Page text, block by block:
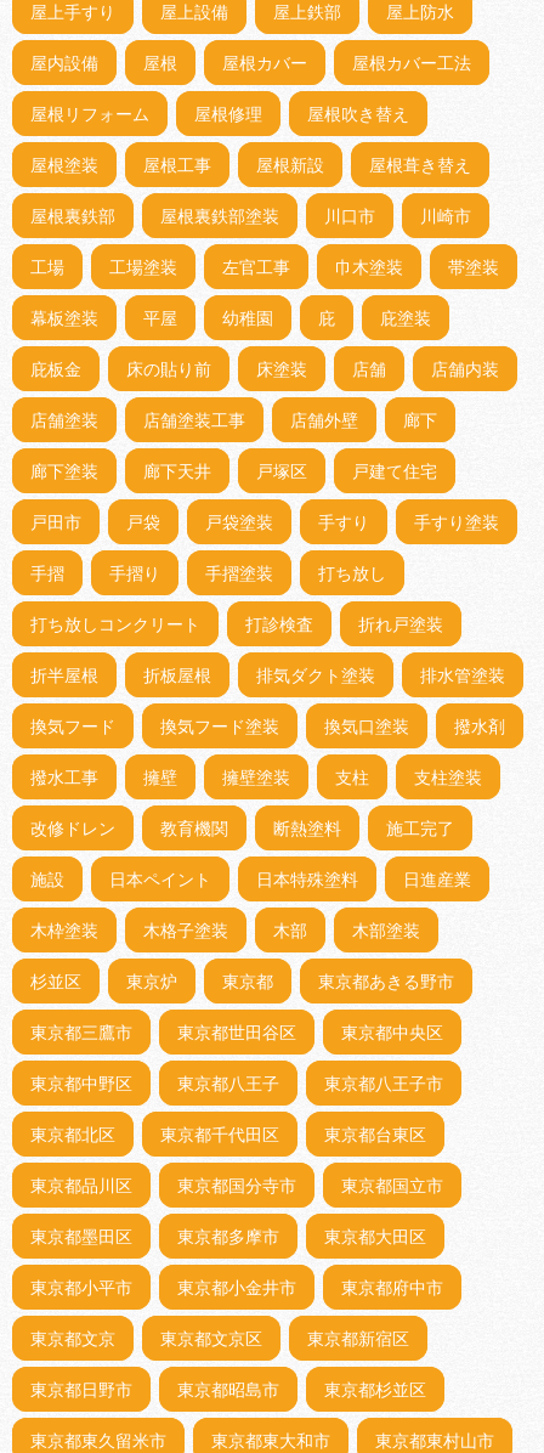
屋上手すり 屋上設備 屋上鉄部 屋上防水
屋内設備 屋根 屋根カバー 屋根カバー工法
屋根リフォーム 屋根修理 屋根吹き替え
屋根塗装 屋根工事 屋根新設 屋根葺き替え
屋根裏鉄部 屋根裏鉄部塗装 川口市 川崎市
工場 工場塗装 左官工事 巾木塗装 帯塗装
幕板塗装 平屋 幼稚園 庇 庇塗装
庇板金 床の貼り前 床塗装 店舗 店舗内装
店舗塗装 店舗塗装工事 店舗外壁 廊下
廊下塗装 廊下天井 戸塚区 戸建て住宅
戸田市 戸袋 戸袋塗装 手すり 手すり塗装
手摺 手摺り 手摺塗装 打ち放し
打ち放しコンクリート 打診検査 折れ戸塗装
折半屋根 折板屋根 排気ダクト塗装 排水管塗装
換気フード 換気フード塗装 換気口塗装 撥水剤
撥水工事 擁壁 擁壁塗装 支柱 支柱塗装
改修ドレン 教育機関 断熱塗料 施工完了
施設 日本ペイント 日本特殊塗料 日進産業
木枠塗装 木格子塗装 木部 木部塗装
杉並区 東京炉 東京都 東京都あきる野市
東京都三鷹市 東京都世田谷区 東京都中央区
東京都中野区 東京都八王子 東京都八王子市
東京都北区 東京都千代田区 東京都台東区
東京都品川区 東京都国分寺市 東京都国立市
東京都墨田区 東京都多摩市 東京都大田区
東京都小平市 東京都小金井市 東京都府中市
東京都文京 東京都文京区 東京都新宿区
東京都日野市 東京都昭島市 東京都杉並区
東京都東久留米市 東京都東大和市 東京都東村山市